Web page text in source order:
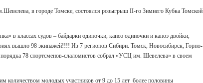
в городе Томске, состоялся розыгрыш II-го Зимнего Кубка Томской
в классах судов – байдарки одиночки, каноэ одиночки и каноэ двойки,
вышло 98 экипажей!!!! Из 7 регионов Сибири. Томск, Новосибирск, Горно-
78 спортсменов-слаломистов собрал «УСЦ им. Шевелева» в своем
количеством молодых участников от 9 до 15 лет более половины